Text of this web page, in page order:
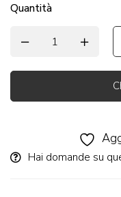
Quantità
Hai domande su